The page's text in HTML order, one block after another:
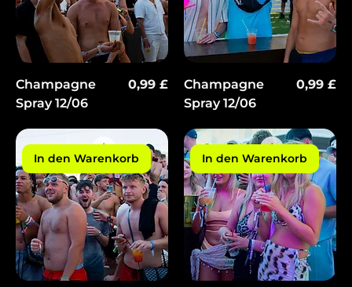
Champagne
Spray 12/06
Preis
0,99 £
Champagne
Spray 12/06
Preis
0,99 £
In den Warenkorb In den Warenkorb